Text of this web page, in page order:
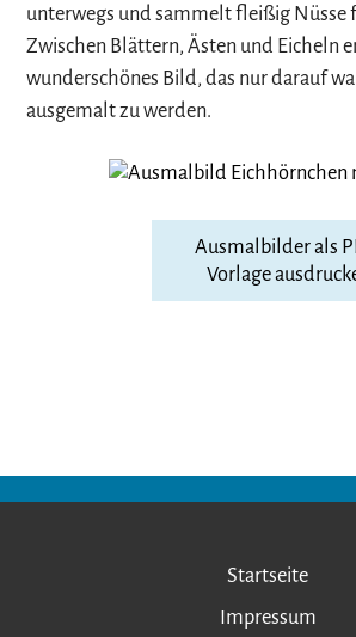
unterwegs und sammelt fleißig Nüsse
Zwischen Blättern, Ästen und Eicheln
wunderschönes Bild, das nur darauf
ausgemalt zu werden.
Ausmalbilder als
Vorlage
Startseite
Impressum